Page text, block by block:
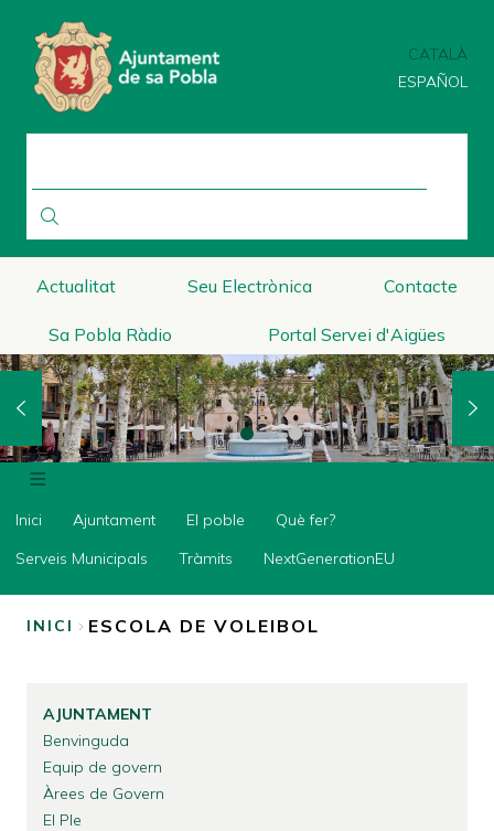
contingut
CATALÀ
ESPAÑOL
Actualitat Seu Electrònica Contacte
Sa Pobla Ràdio Portal Servei d'Aigües
Inici
Ajuntament
El
Serveis
Municipals
Tràmits
NextGenerationEU
Inici Ajuntament El poble
Què fer?
Serveis Municipals
Tràmits NextGenerationEU
INICI ESCOLA DE VOLEIBOL
AJUNTAMENT
Benvinguda
Equip de govern
Àrees de Govern
El Ple